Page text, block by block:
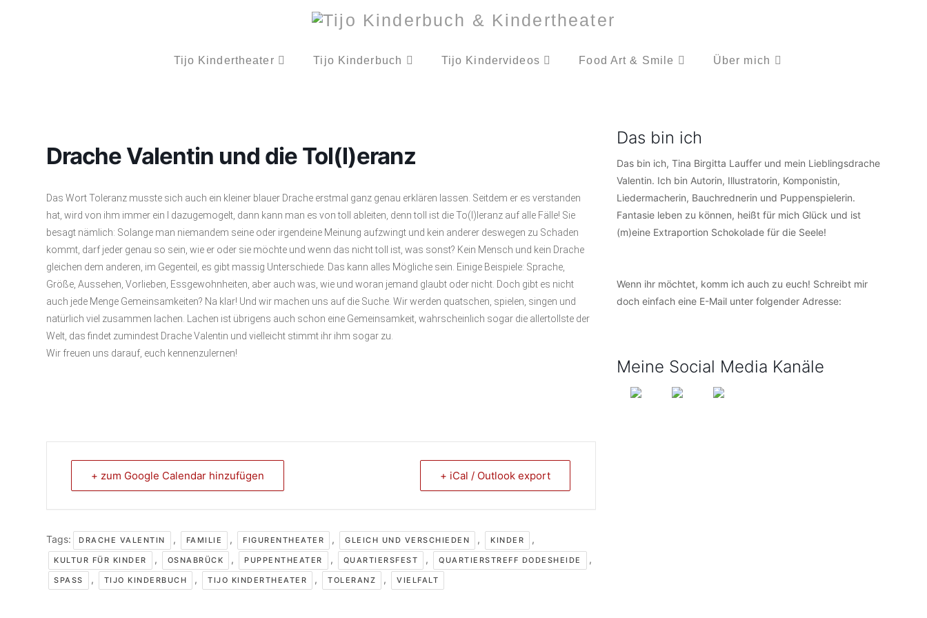
Tijo Kindertheater Tijo Kinderbuch Tijo Kindervideos Food Art & Smile Über mich
Drache Valentin und die Tol(l)eranz
Das Wort Toleranz musste sich auch ein kleiner blauer Drache erstmal ganz genau erklären lassen. Seitdem er es verstanden
hat, wird von ihm immer ein l dazugemogelt, dann kann man es von toll ableiten, denn toll ist die To(l)leranz auf alle Fälle! Sie
besagt nämlich: Solange man niemandem seine oder irgendeine Meinung aufzwingt und kein anderer deswegen zu Schaden
kommt, darf jeder genau so sein, wie er oder sie möchte und wenn das nicht toll ist, was sonst? Kein Mensch und kein Drache
gleichen dem anderen, im Gegenteil, es gibt massig Unterschiede. Das kann alles Mögliche sein. Einige Beispiele: Sprache,
Größe, Aussehen, Vorlieben, Essgewohnheiten, aber auch was, wie und woran jemand glaubt oder nicht. Doch gibt es nicht
auch jede Menge Gemeinsamkeiten? Na klar! Und wir machen uns auf die Suche. Wir werden quatschen, spielen, singen und
natürlich viel zusammen lachen. Lachen ist übrigens auch schon eine Gemeinsamkeit, wahrscheinlich sogar die allertollste der
Welt, das findet zumindest Drache Valentin und vielleicht stimmt ihr ihm sogar zu.
Wir freuen uns darauf, euch kennenzulernen!
+ zum Google Calendar hinzufügen + iCal / Outlook export
Tags: DRACHE VALENTIN , FAMILIE , FIGURENTHEATER , GLEICH UND VERSCHIEDEN , KINDER ,
KULTUR FÜR KINDER , OSNABRÜCK , PUPPENTHEATER , QUARTIERSFEST , QUARTIERSTREFF DODESHEIDE ,
SPASS , TIJO KINDERBUCH , TIJO KINDERTHEATER , TOLERANZ , VIELFALT
Das bin ich
Das bin ich, Tina Birgitta Lauffer und mein Lieblingsdrache
Valentin. Ich bin Autorin, Illustratorin, Komponistin,
Liedermacherin, Bauchrednerin und Puppenspielerin.
Fantasie leben zu können, heißt für mich Glück und ist
(m)eine Extraportion Schokolade für die Seele!
Wenn ihr möchtet, komm ich auch zu euch! Schreibt mir
doch einfach eine E-Mail unter folgender Adresse:
Meine Social Media Kanäle